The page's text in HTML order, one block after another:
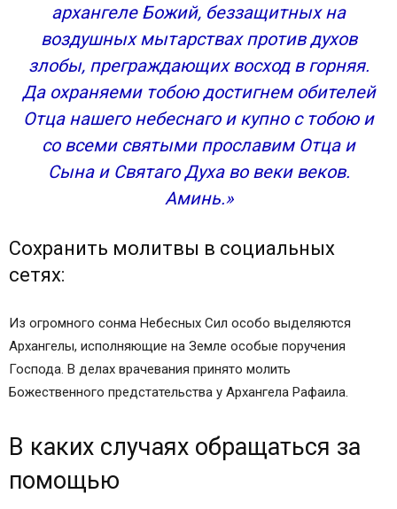
архангеле Божий, беззащитных на
воздушных мытарствах против духов
злобы, преграждающих восход в горняя.
Да охраняеми тобою достигнем обителей
Отца нашего небеснаго и купно с тобою и
со всеми святыми прославим Отца и
Сына и Святаго Духа во веки веков.
Аминь.»
Сохранить молитвы в социальных
сетях:
Из огромного сонма Небесных Сил особо выделяются
Архангелы, исполняющие на Земле особые поручения
Господа. В делах врачевания принято молить
Божественного предстательства у Архангела Рафаила.
В каких случаях обращаться за
помощью